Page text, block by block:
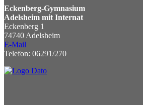
Eckenberg-Gymnasium
Adelsheim mit Internat
Eckenberg 1
74740 Adelsheim
E-Mail
Telefon: 06291/270